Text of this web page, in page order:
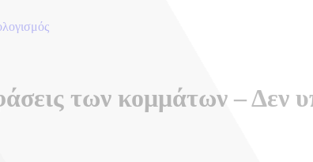
των κομμάτων – Δεν